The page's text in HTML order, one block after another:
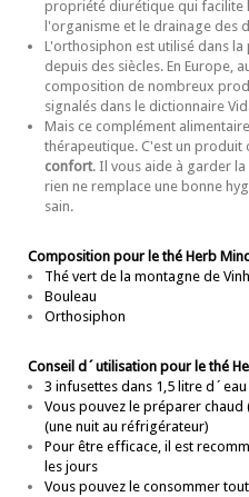
propriété diurétique qui facilite
l'organisme et le drainage des
L'orthosiphon est utilisé dans
depuis des siècles. En Europe,
composition de nombreux
signalés dans le dictionnaire
Mais ce complément
thérapeutique. C'est un
confort. Il vous aide à garder
rien ne remplace une bonne
sain.
Composition pour le thé Herb
Thé vert de la montagne de
Bouleau
Orthosiphon
Conseil d´utilisation pour le thé
3 infusettes dans 1,5 litre d´eau
Vous pouvez le préparer
(une nuit au réfrigérateur)
Pour être efficace, il est
les jours
Vous pouvez le consommer